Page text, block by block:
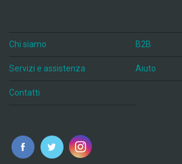
Chi siamo B2B
Servizi e assistenza Aiuto
Contatti